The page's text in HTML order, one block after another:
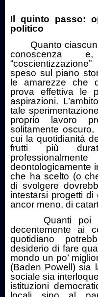
Il quinto passo:
politico
Quanto
conoscenza
speso sul piano
le amarezze che
prova effettiva le
aspirazioni.
tale
proprio lavoro
solitamente
cui la quotidianità
frutti più
deontologicamente
che ha scelto (o
di svolgere
intestarsi progetti
ancor meno, di
Quanti poi
decentemente ai
quotidiano
desiderio di fare
mondo un po’
(Baden Powell) sia
sociale sia
istituzioni